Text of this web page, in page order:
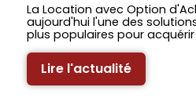
La Location avec Option
aujourd'hui l'une des
plus populaires pour
Lire l'actualité